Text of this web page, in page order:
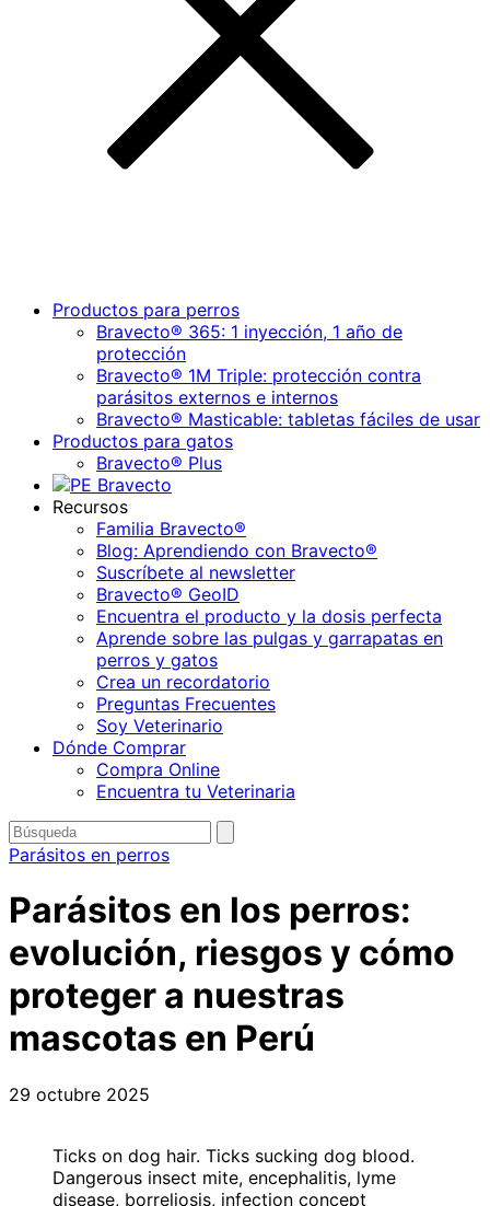
Productos para perros
Bravecto® 365: 1 inyección, 1 año de
protección
Bravecto® 1M Triple: protección contra
parásitos externos e internos
Bravecto® Masticable: tabletas fáciles de usar
Productos para gatos
Bravecto® Plus
Recursos
Familia Bravecto®
Blog: Aprendiendo con Bravecto®
Suscríbete al newsletter
Bravecto® GeoID
Encuentra el producto y la dosis perfecta
Aprende sobre las pulgas y garrapatas en
perros y gatos
Crea un recordatorio
Preguntas Frecuentes
Soy Veterinario
Dónde Comprar
Compra Online
Encuentra tu Veterinaria
Buscar
por
búsqueda
Parásitos en perros
Parásitos en los perros:
evolución, riesgos y cómo
proteger a nuestras
mascotas en Perú
29 octubre 2025
Ticks on dog hair. Ticks sucking dog blood.
Dangerous insect mite, encephalitis, lyme
disease, borreliosis, infection concept